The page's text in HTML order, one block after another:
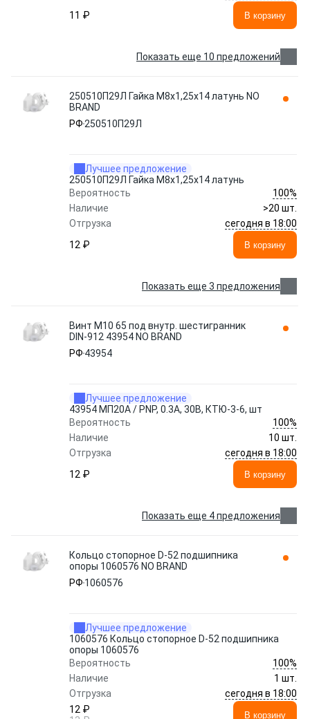
11 ₽
В корзину
Показать еще 10 предложений
250510П29Л Гайка М8х1,25х14 латунь NO
BRAND
РФ 250510П29Л
Лучшее предложение
250510П29Л Гайка М8х1,25х14 латунь
Вероятность
100%
Наличие
>20 шт.
Отгрузка
сегодня в 18:00
12 ₽
В корзину
Показать еще 3 предложения
Винт М10 65 под внутр. шестигранник
DIN-912 43954 NO BRAND
РФ 43954
Лучшее предложение
43954 МП20А / PNP, 0.3А, 30В, КТЮ-3-6, шт
Вероятность
100%
Наличие
10 шт.
Отгрузка
сегодня в 18:00
12 ₽
В корзину
Показать еще 4 предложения
Кольцо стопорное D-52 подшипника
опоры 1060576 NO BRAND
РФ 1060576
Лучшее предложение
1060576 Кольцо стопорное D-52 подшипника
опоры 1060576
Вероятность
100%
Наличие
1 шт.
Отгрузка
сегодня в 18:00
12 ₽
В корзину